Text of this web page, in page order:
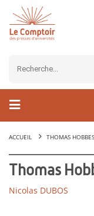
ACCUEIL THOMAS
Thomas
Nicolas DUBOS